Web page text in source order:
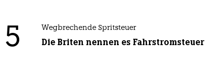
5 Wegbrechende Spritsteuer
Die Briten nennen es Fahrstromsteuer